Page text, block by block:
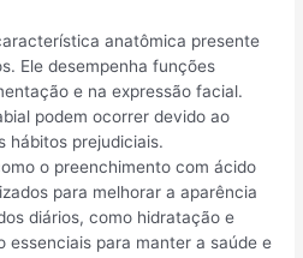
anatômica presente
Ele desempenha funções
e na expressão facial.
podem ocorrer devido ao
hábitos prejudiciais.
o preenchimento com ácido
para melhorar a aparência
diários, como hidratação e
essenciais para manter a saúde e